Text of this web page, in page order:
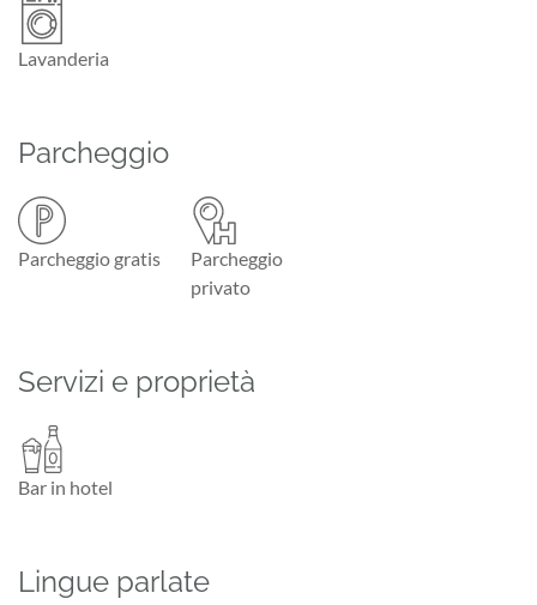
Lavanderia
Parcheggio
Parcheggio gratis
Parcheggio
privato
Servizi e proprietà
Bar in hotel
Lingue parlate